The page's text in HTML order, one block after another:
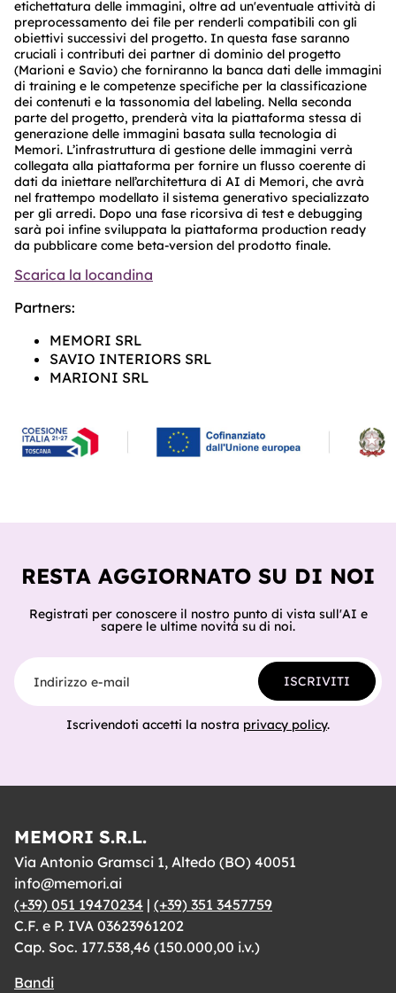
etichettatura delle immagini, oltre ad un'eventuale attività di
preprocessamento dei file per renderli compatibili con gli
obiettivi successivi del progetto. In questa fase saranno
cruciali i contributi dei partner di dominio del progetto
(Marioni e Savio) che forniranno la banca dati delle immagini
di training e le competenze specifiche per la classificazione
dei contenuti e la tassonomia del labeling. Nella seconda
parte del progetto, prenderà vita la piattaforma stessa di
generazione delle immagini basata sulla tecnologia di
Memori. L’infrastruttura di gestione delle immagini verrà
collegata alla piattaforma per fornire un flusso coerente di
dati da iniettare nell’architettura di AI di Memori, che avrà
nel frattempo modellato il sistema generativo specializzato
per gli arredi. Dopo una fase ricorsiva di test e debugging
sarà poi infine sviluppata la piattaforma production ready
da pubblicare come beta-version del prodotto finale.
Scarica la locandina
Partners:
MEMORI SRL
SAVIO INTERIORS SRL
MARIONI SRL
RESTA AGGIORNATO SU DI NOI
Registrati per conoscere il nostro punto di vista sull'AI e
sapere le ultime novità su di noi.
Indirizzo e-mail
ISCRIVITI
Iscrivendoti accetti la nostra privacy policy.
MEMORI S.R.L.
Via Antonio Gramsci 1, Altedo (BO) 40051
info@memori.ai
(+39) 051 19470234 | (+39) 351 3457759
C.F. e P. IVA 03623961202
Cap. Soc. 177.538,46 (150.000,00 i.v.)
Bandi